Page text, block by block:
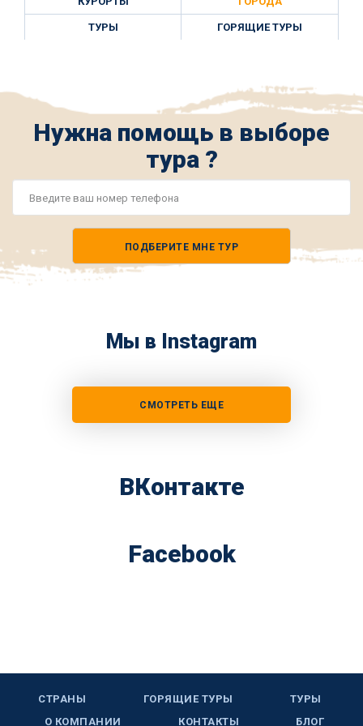
ТУРЫ ГОРЯЩИЕ ТУРЫ
Нужна помощь в выборе
тура ?
ПОДБЕРИТЕ МНЕ ТУР
Мы в Instagram
СМОТРЕТЬ ЕЩЕ
ВКонтакте
Facebook
СТРАНЫ ГОРЯЩИЕ ТУРЫ
ТУРЫ
О КОМПАНИИ
КОНТАКТЫ БЛОГ